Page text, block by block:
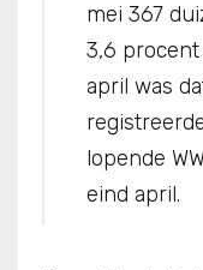
mei 367
3,6
april was
lopende
eind april.